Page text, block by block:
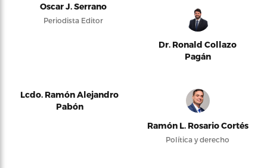
Oscar J. Serrano
Periodista Editor
Dr. Ronald Collazo
Pagán
Lcdo. Ramón Alejandro
Pabón
Ramón L. Rosario Cortés
Política y derecho